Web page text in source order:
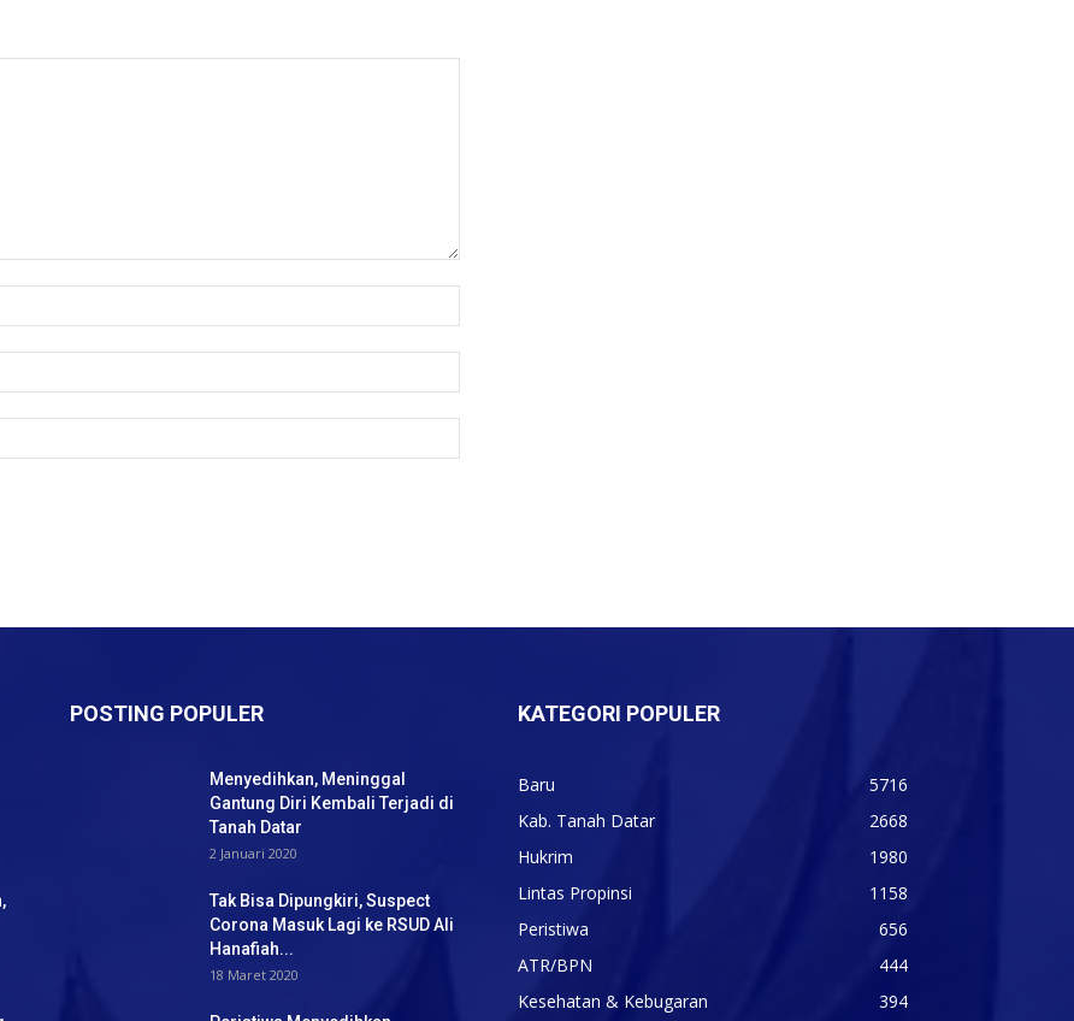
POSTING POPULER
Menyedihkan, Meninggal
Gantung Diri Kembali Terjadi di
Tanah Datar
2 Januari 2020
Tak Bisa Dipungkiri, Suspect
Corona Masuk Lagi ke RSUD Ali
Hanafiah...
18 Maret 2020
KATEGORI POPULER
Baru
5716
Kab. Tanah Datar
2668
Hukrim
1980
Lintas Propinsi
1158
Peristiwa
656
ATR/BPN
444
Kesehatan & Kebugaran
394